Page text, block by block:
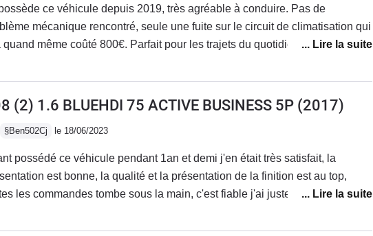
ce véhicule depuis 2019, très agréable à conduire. Pas de
mécanique rencontré, seule une fuite sur le circuit de climatisation qui
quand même coûté 800€. Parfait pour les trajets du quotidien mais je
une 6ème vitesse, les longs trajets sont fatiguants avec ce véhicule. La
est très belle, je change de véhicule, je vais regretter le toit
(2) 1.6 BLUEHDI 75 ACTIVE BUSINESS 5P (2017)
§Ben502Cj le 18/06/2023
possédé ce véhicule pendant 1an et demi j'en était très satisfait, la
est bonne, la qualité et la présentation de la finition est au top,
les commandes tombe sous la main, c'est fiable j'ai juste eu un soucis
à cause du S&S qui fonctionnait un peu quand il voulait